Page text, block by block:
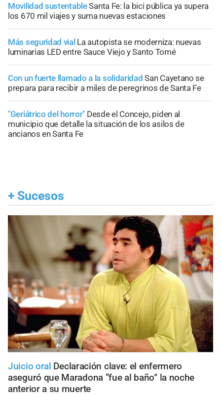
Movilidad sustentableSanta Fe: la bici pública ya supera
los 670 mil viajes y suma nuevas estaciones
Más seguridad vial La autopista se moderniza: nuevas
luminarias LED entre Sauce Viejo y Santo Tomé
Con un fuerte llamado a la solidaridad San Cayetano se
prepara para recibir a miles de peregrinos de Santa Fe
"Geriátrico del horror" Desde el Concejo, piden al
municipio que detalle la situación de los asilos de
ancianos en Santa Fe
+ Sucesos
Juicio oral Declaración clave: el enfermero
aseguró que Maradona “fue al baño” la noche
anterior a su muerte